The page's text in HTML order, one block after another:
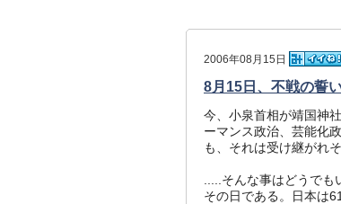
2006年08月15日
8月15日、不戦の誓い
今、小泉首相が靖国神
ーマンス政治、芸能化
も、それは受け継がれ
.....そんな事はどうで
その日である。日本は